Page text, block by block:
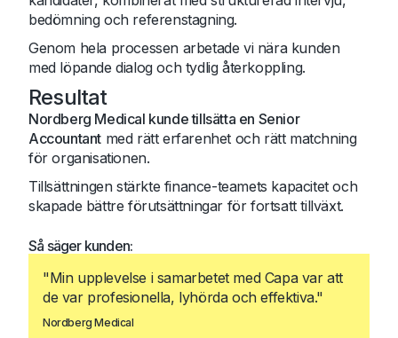
Så säger kunden:
"Min upplevelse i samarbetet med Capa var att
de var profesionella, lyhörda och effektiva."
Nordberg Medical
bedömning och referenstagning.
Genom hela processen arbetade vi nära kunden
med löpande dialog och tydlig återkoppling.
Resultat
Nordberg Medical kunde tillsätta en Senior
Accountant med rätt erfarenhet och rätt matchning
för organisationen.
Tillsättningen stärkte finance-teamets kapacitet och
skapade bättre förutsättningar för fortsatt tillväxt.